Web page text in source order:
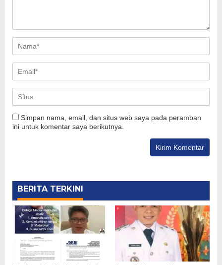
Simpan nama, email, dan situs web saya pada peramban
ini untuk komentar saya berikutnya.
BERITA TERKINI